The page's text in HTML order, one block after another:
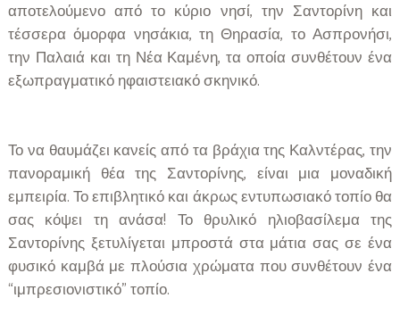
αποτελούμενο από το κύριο νησί, την Σαντορίνη και
τέσσερα όμορφα νησάκια, τη Θηρασία, το Ασπρονήσι,
την Παλαιά και τη Νέα Καμένη, τα οποία συνθέτουν ένα
εξωπραγματικό ηφαιστειακό σκηνικό.
Το να θαυμάζει κανείς από τα βράχια της Καλντέρας, την
πανοραμική θέα της Σαντορίνης, είναι μια μοναδική
εμπειρία. Το επιβλητικό και άκρως εντυπωσιακό τοπίο θα
σας κόψει τη ανάσα! Το θρυλικό ηλιοβασίλεμα της
Σαντορίνης ξετυλίγεται μπροστά στα μάτια σας σε ένα
φυσικό καμβά με πλούσια χρώματα που συνθέτουν ένα
“ιμπρεσιονιστικό” τοπίο.